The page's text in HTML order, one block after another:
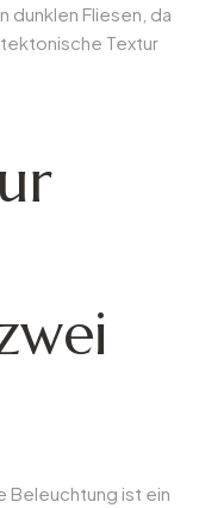
dunklen Fliesen, da
Textur
Beleuchtung ist ein